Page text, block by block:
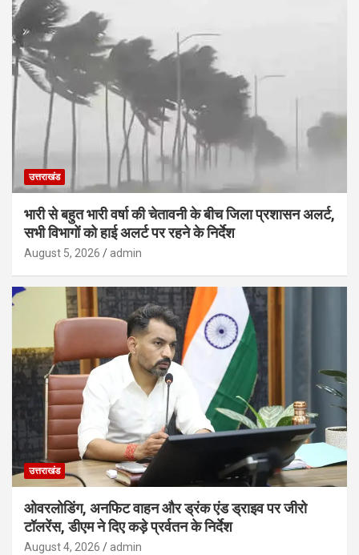
उत्तराखंड
भारी से बहुत भारी वर्षा की चेतावनी के बीच जिला प्रशासन अलर्ट,
सभी विभागों को हाई अलर्ट पर रहने के निर्देश
August 5, 2026 admin
उत्तराखंड
ओवरलोडिंग, अनफिट वाहन और ड्रंक एंड ड्राइव पर जीरो
टॉलरेंस, डीएम ने दिए कड़े प्रर्वतन के निर्देश
August 4, 2026 admin